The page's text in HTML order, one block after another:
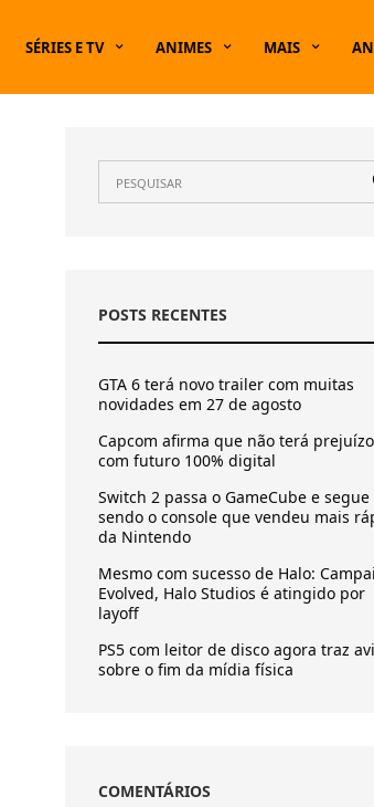
SÉRIES E TV ANIMES MAIS
POSTS RECENTES
GTA 6 terá novo trailer com muitas
novidades em 27 de agosto
Capcom afirma que não terá prejuízo
com futuro 100% digital
Switch 2 passa o GameCube e segue
sendo o console que vendeu mais
da Nintendo
Mesmo com sucesso de Halo:
Evolved, Halo Studios é atingido por
layoff
PS5 com leitor de disco agora traz
sobre o fim da mídia física
COMENTÁRIOS